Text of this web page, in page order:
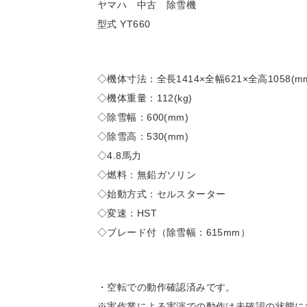
ヤマハ 中古 除雪機
型式 YT660
◇機体寸法：全長1414×全幅621×全高
◇機体重量：112(kg)
◇除雪幅：600(mm)
◇除雪高：530(mm)
◇4.8馬力
◇燃料：無鉛ガソリン
◇始動方式：セルスターター
◇変速：HST
◇ブレード付（除雪幅：615mm）
・空転での動作確認済みです。